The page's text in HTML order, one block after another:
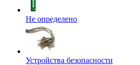
Не определено
Устройства безопасности